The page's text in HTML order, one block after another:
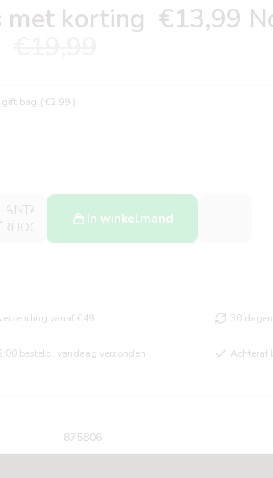
met korting €13,99
bag ( €2.99 )
In winkelmand
vanaf €49 30
besteld, vandaag verzonden Achteraf
875806